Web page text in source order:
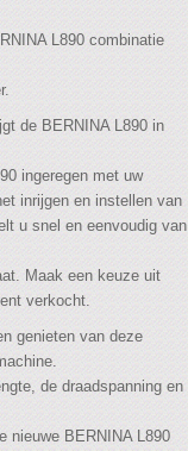
L890 combinatie
de BERNINA L890 in
ingeregen met uw
inrijgen en instellen van
u snel en eenvoudig van
Maak een keuze uit
verkocht.
genieten van deze
de draadspanning en
nieuwe BERNINA L890